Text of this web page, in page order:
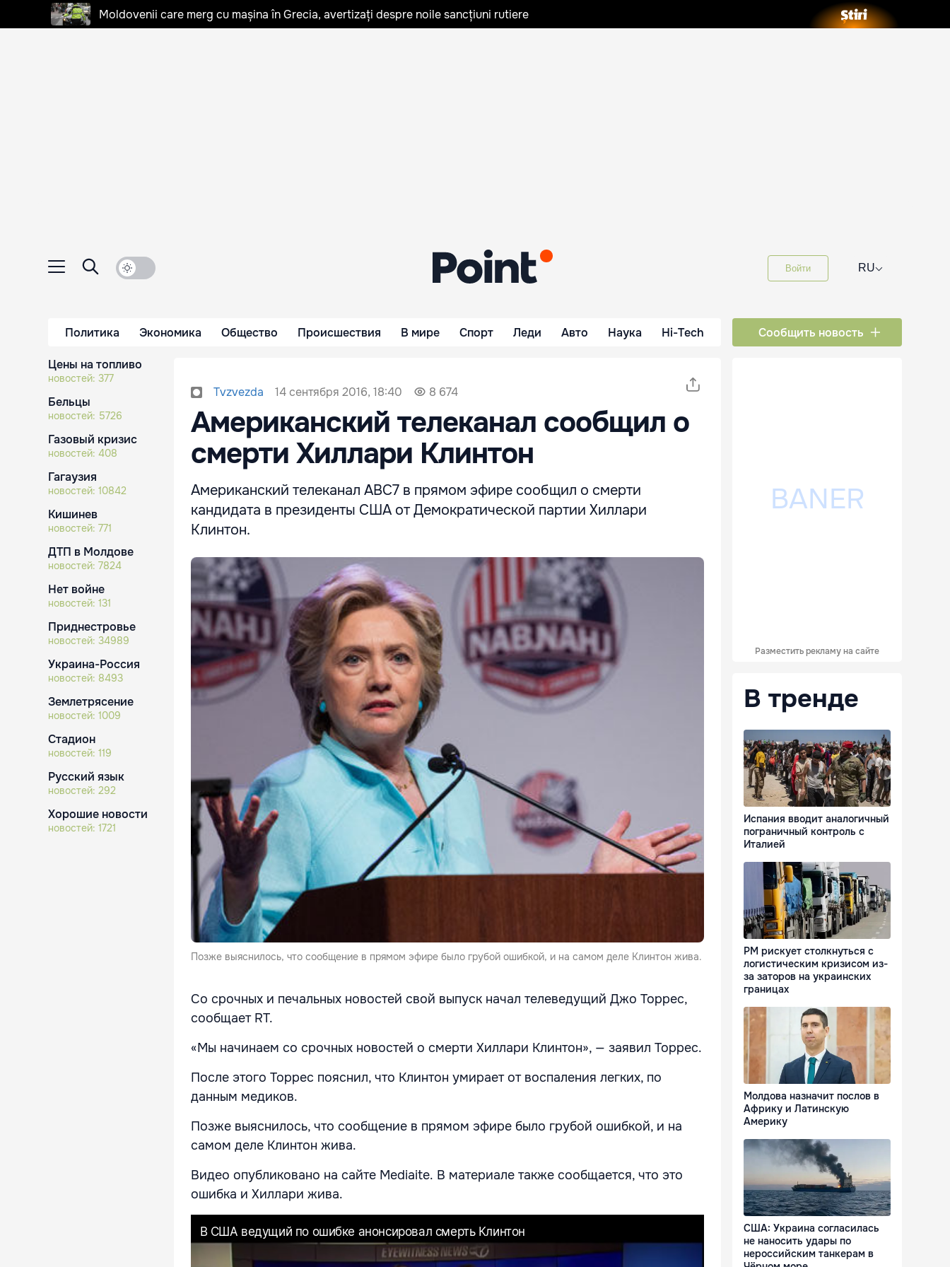
Moldovenii care merg cu mașina în Grecia, avertizați despre noile sancțiuni rutiere
Войти RU⌵
Политика Экономика Общество Происшествия В мире Спорт Леди Авто Наука Hi-Tech Сообщить новость
Цены на топливо
новостей: 377
Бельцы
новостей: 5726
Газовый кризис
новостей: 408
Гагаузия
новостей: 10842
Кишинев
новостей: 771
ДТП в Молдове
новостей: 7824
Нет войне
новостей: 131
Приднестровье
новостей: 34989
Украина-Россия
новостей: 8493
Землетрясение
новостей: 1009
Стадион
новостей: 119
Русский язык
новостей: 292
Хорошие новости
новостей: 1721
Tvzvezda 14 сентября 2016, 18:40 8 674
Американский телеканал сообщил о
смерти Хиллари Клинтон
Американский телеканал ABC7 в прямом эфире сообщил о смерти
кандидата в президенты США от Демократической партии Хиллари
Клинтон.
Позже выяснилось, что сообщение в прямом эфире было грубой ошибкой, и на самом деле Клинтон жива.
Со срочных и печальных новостей свой выпуск начал телеведущий Джо Торрес,
сообщает RT.
«Мы начинаем со срочных новостей о смерти Хиллари Клинтон», — заявил Торрес.
После этого Торрес пояснил, что Клинтон умирает от воспаления легких, по
данным медиков.
Позже выяснилось, что сообщение в прямом эфире было грубой ошибкой, и на
самом деле Клинтон жива.
Видео опубликовано на сайте Mediaite. В материале также сообщается, что это
ошибка и Хиллари жива.
Разместить рекламу на сайте
В тренде
Испания вводит аналогичный
пограничный контроль с
Италией
РМ рискует столкнуться с
логистическим кризисом из-
за заторов на украинских
границах
Молдова назначит послов в
Африку и Латинскую
Америку
США: Украина согласилась
не наносить удары по
нероссийским танкерам в